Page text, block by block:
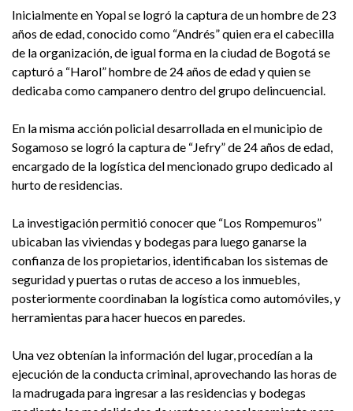
Inicialmente en Yopal se logró la captura de un hombre de 23
años de edad, conocido como “Andrés” quien era el cabecilla
de la organización, de igual forma en la ciudad de Bogotá se
capturó a “Harol” hombre de 24 años de edad y quien se
dedicaba como campanero dentro del grupo delincuencial.
En la misma acción policial desarrollada en el municipio de
Sogamoso se logró la captura de “Jefry” de 24 años de edad,
encargado de la logística del mencionado grupo dedicado al
hurto de residencias.
La investigación permitió conocer que “Los Rompemuros”
ubicaban las viviendas y bodegas para luego ganarse la
confianza de los propietarios, identificaban los sistemas de
seguridad y puertas o rutas de acceso a los inmuebles,
posteriormente coordinaban la logística como automóviles, y
herramientas para hacer huecos en paredes.
Una vez obtenían la información del lugar, procedían a la
ejecución de la conducta criminal, aprovechando las horas de
la madrugada para ingresar a las residencias y bodegas